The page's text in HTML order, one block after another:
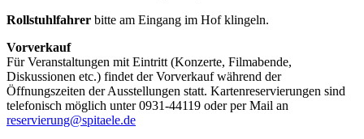
Rollstuhlfahrer bitte am Eingang im Hof klingeln.
Vorverkauf
Für Veranstaltungen mit Eintritt (Konzerte, Filmabende,
Diskussionen etc.) findet der Vorverkauf während der
Öffnungszeiten der Ausstellungen statt. Kartenreservierungen sind
telefonisch möglich unter 0931-44119 oder per Mail an
reservierung@spitaele.de